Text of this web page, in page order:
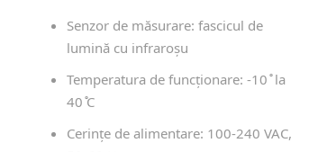
Senzor de măsurare: fascicul de
lumină cu infraroșu
Temperatura de funcționare: -10 ̊ la
40 ̊C
Cerințe de alimentare: 100-240 VAC,